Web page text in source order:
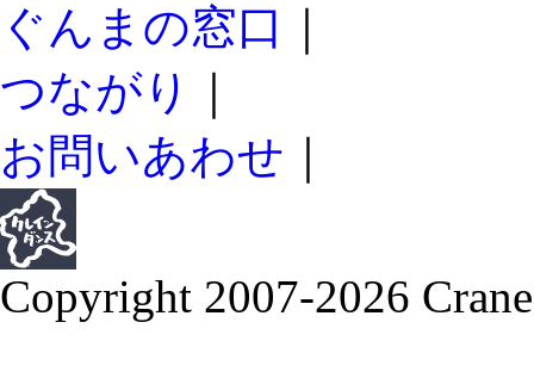
ぐんまの窓口
つながり
お問いあわせ
Copyright 2007-2026